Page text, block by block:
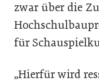
zwar über die
für
„Hierfür wird